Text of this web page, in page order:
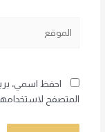
احفظ اسمي،
المتصفح